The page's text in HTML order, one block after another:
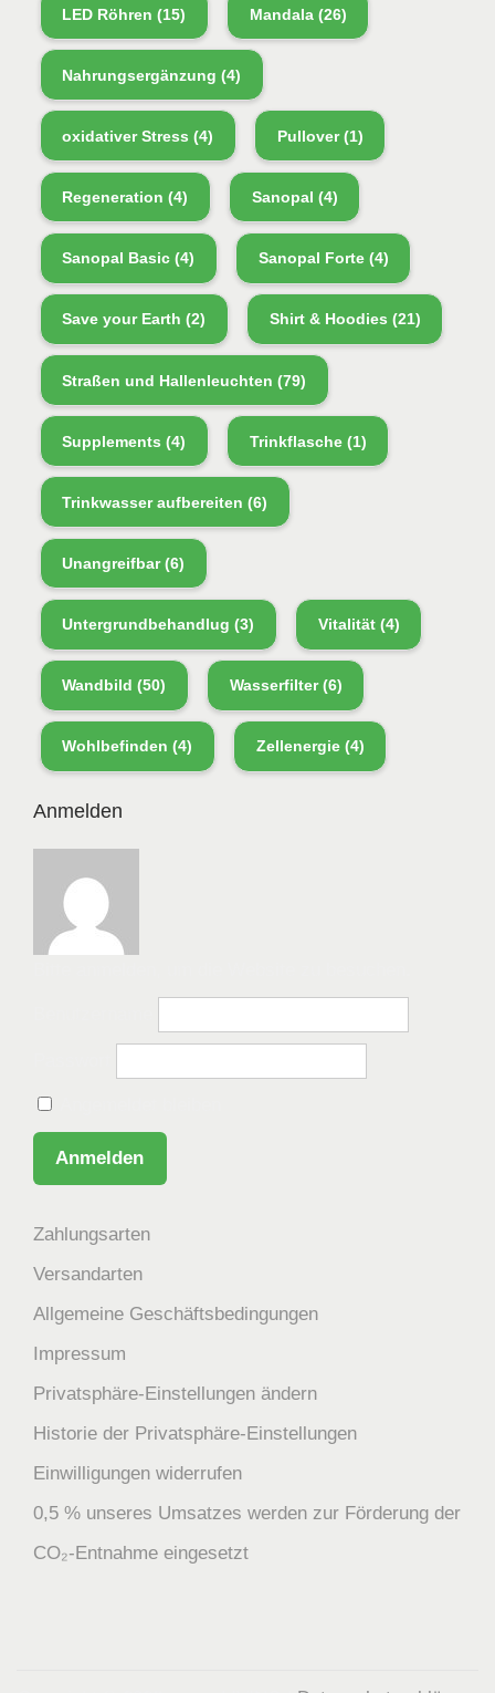
LED Röhren (15) Mandala(26)
Nahrungsergänzung (4)
oxidativer Stress (4) Pullover(1)
Regeneration (4) Sanopal (4)
Sanopal Basic (4) Sanopal Forte(4)
Save your Earth (2) Shirt & Hoodies (21)
Straßen und Hallenleuchten (79)
Supplements (4) Trinkflasche(1)
Trinkwasser aufbereiten (6)
Unangreifbar(6)
Untergrundbehandlug (3) Vitalität(4)
Wandbild (50) Wasserfilter(6)
Wohlbefinden (4) Zellenergie(4)
Anmelden
Zahlungsarten
Versandarten
Allgemeine Geschäftsbedingungen
Impressum
Privatsphäre-Einstellungen ändern
Historie der Privatsphäre-Einstellungen
Einwilligungen widerrufen
0,5 % unseres Umsatzes werden zur Förderung der
CO₂-Entnahme eingesetzt